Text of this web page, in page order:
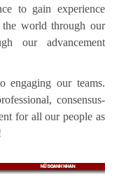
to gain experience
world through our
our advancement
our teams.
consensus-
for all our people as